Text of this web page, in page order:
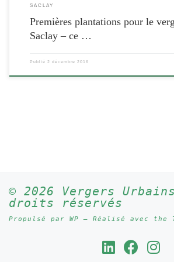
SACLAY
Premières plantations pour le
Saclay – ce …
Publié 2 décembre 2016
© 2026 Vergers Urbains
droits réservés
Propulsé par WP – Réalisé avec the